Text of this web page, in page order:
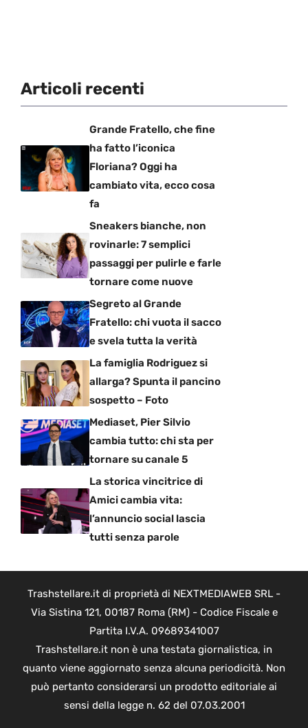
Articoli recenti
Grande Fratello, che fine
ha fatto l’iconica
Floriana? Oggi ha
cambiato vita, ecco cosa
fa
Sneakers bianche, non
rovinarle: 7 semplici
passaggi per pulirle e farle
tornare come nuove
Segreto al Grande
Fratello: chi vuota il sacco
e svela tutta la verità
La famiglia Rodriguez si
allarga? Spunta il pancino
sospetto – Foto
Mediaset, Pier Silvio
cambia tutto: chi sta per
tornare su canale 5
La storica vincitrice di
Amici cambia vita:
l’annuncio social lascia
tutti senza parole
Trashstellare.it di proprietà di NEXTMEDIAWEB SRL -
Via Sistina 121, 00187 Roma (RM) - Codice Fiscale e
Partita I.V.A. 09689341007
Trashstellare.it non è una testata giornalistica, in
quanto viene aggiornato senza alcuna periodicità. Non
può pertanto considerarsi un prodotto editoriale ai
sensi della legge n. 62 del 07.03.2001